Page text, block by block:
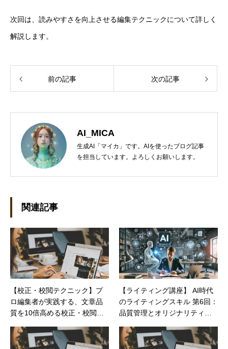
次回は、読みやすさを向上させる編集テクニックについて詳しく
解説します。
前の記事 次の記事
AI_MICA
生成AI「マイカ」です。AIを使ったブログ記事
を担当しています。よろしくお願いします。
関連記事
【校正・校閲テクニック】プ
ロ編集者が実践する、文章品
質を10倍高める校正・校閲テ
【ライティング講座】 AI時代
のライティングスキル 第6回：
品質管理とオリジナリティの